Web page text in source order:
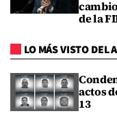
de la
LO MÁS VISTO DEL
actos
13